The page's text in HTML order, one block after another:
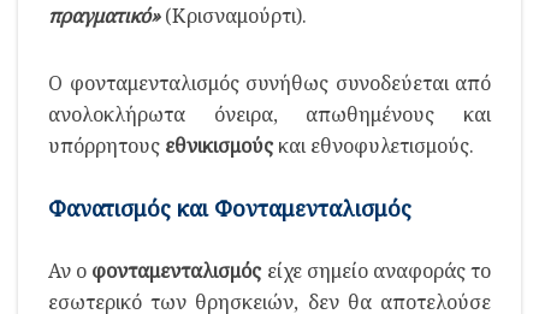
πραγματικό»(Κρισναμούρτι).
Ο φονταμενταλισμός συνήθως συνοδεύεται από
ανολοκλήρωτα όνειρα, απωθημένους και
υπόρρητους εθνικισμούς και εθνοφυλετισμούς.
Φανατισμός και Φονταμενταλισμός
Αν ο φονταμενταλισμός είχε σημείο αναφοράς το
εσωτερικό των θρησκειών, δεν θα αποτελούσε